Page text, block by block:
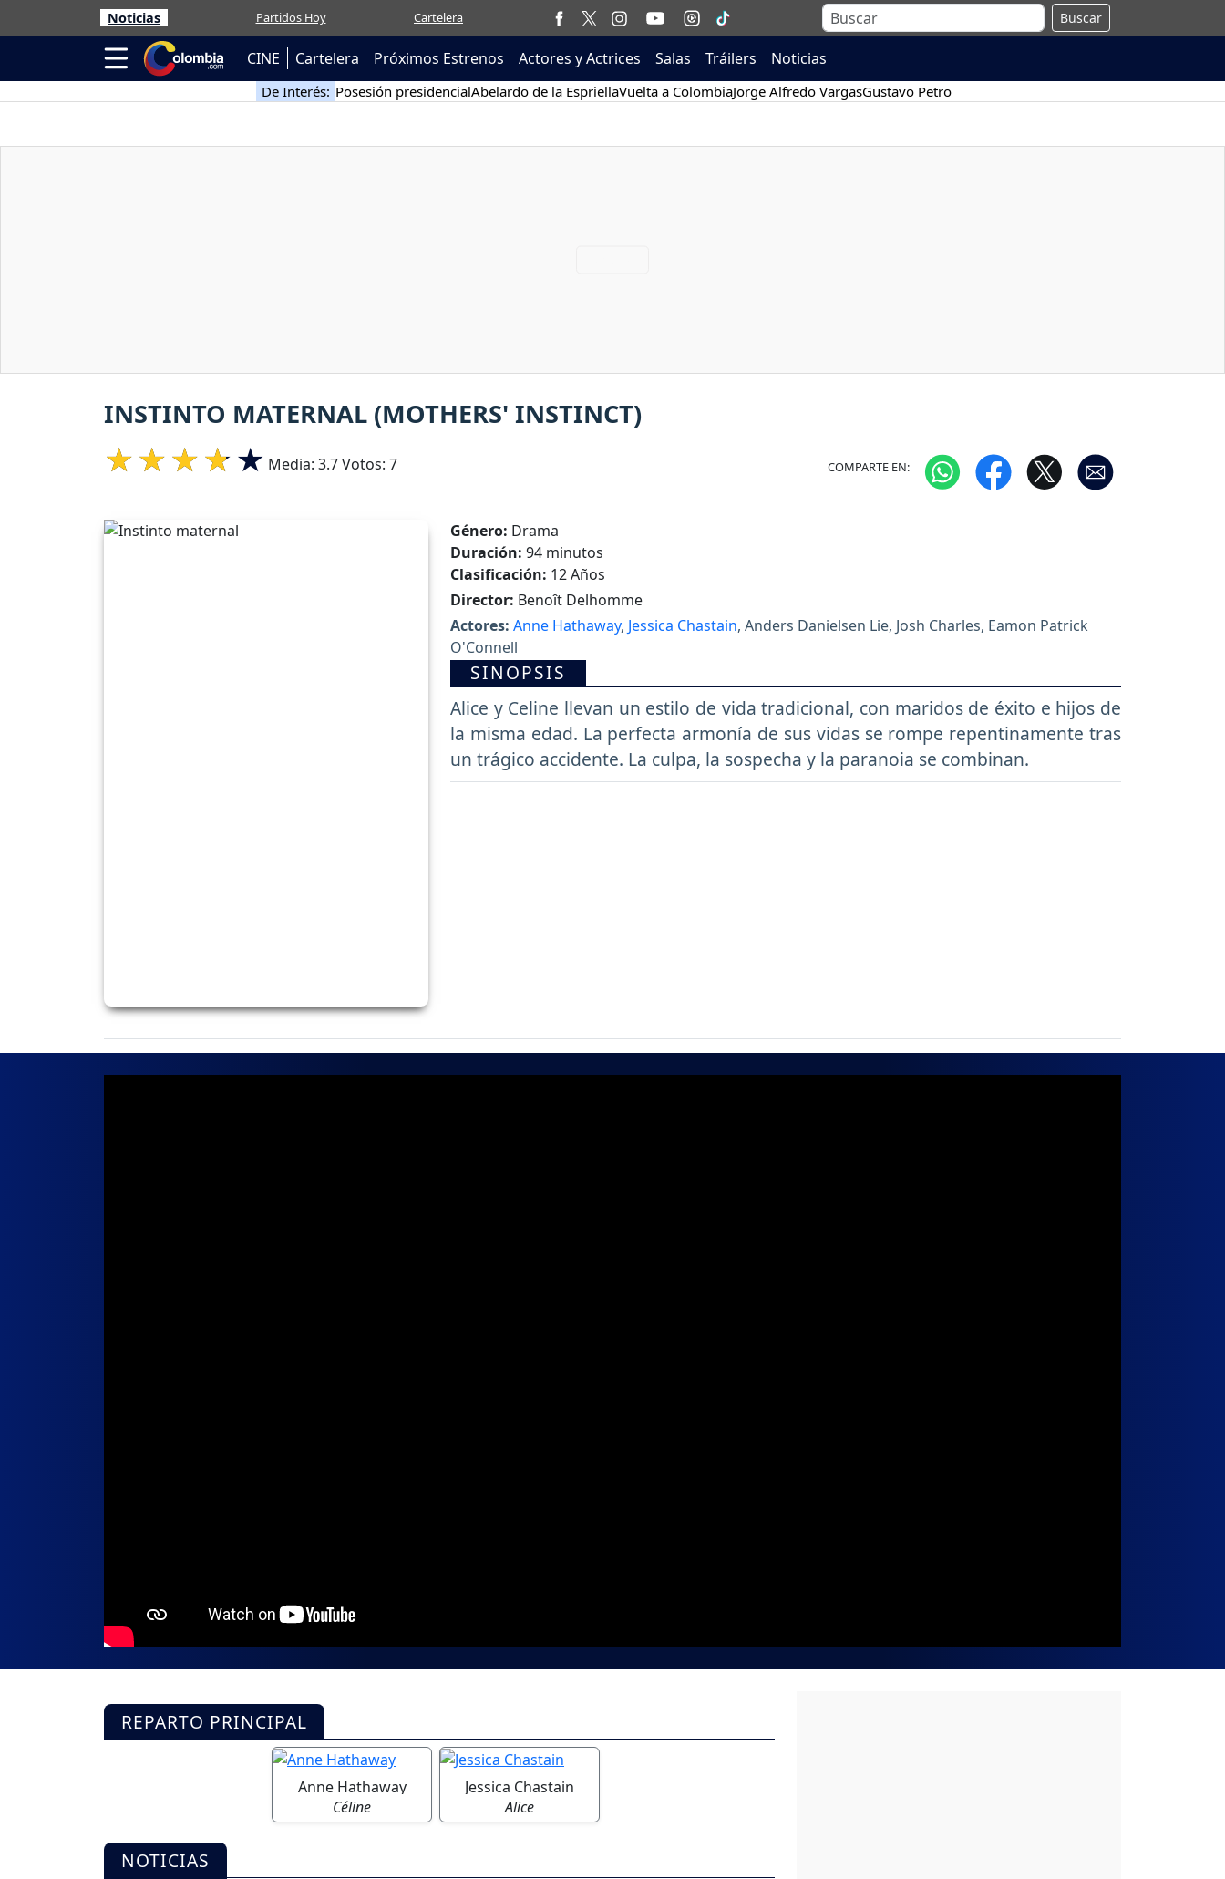
Noticias Partidos Hoy Cartelera Buscar
CINE Cartelera Próximos Estrenos Actores y Actrices Salas Tráilers Noticias
De Interés: Posesión presidencialAbelardo de la EspriellaVuelta a ColombiaJorge Alfredo VargasGustavo Petro
INSTINTO MATERNAL (MOTHERS' INSTINCT)
Media: 3.7Votos: 7 COMPARTE EN:
Género: Drama
Duración: 94 minutos
Clasificación: 12 Años
Director: Benoît Delhomme
Actores: Anne Hathaway, Jessica Chastain, Anders Danielsen Lie, Josh Charles, Eamon Patrick
O'Connell
SINOPSIS
Alice y Celine llevan un estilo de vida tradicional, con maridos de éxito e hijos de
la misma edad. La perfecta armonía de sus vidas se rompe repentinamente tras
un trágico accidente. La culpa, la sospecha y la paranoia se combinan.
REPARTO PRINCIPAL
Anne Hathaway
Céline
Jessica Chastain
Alice
NOTICIAS